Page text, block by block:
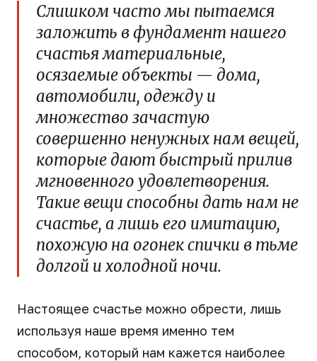
Слишком часто мы пытаемся
заложить в фундамент нашего
счастья материальные,
осязаемые объекты — дома,
автомобили, одежду и
множество зачастую
совершенно ненужных нам вещей,
которые дают быстрый прилив
мгновенного удовлетворения.
Такие вещи способны дать нам не
счастье, а лишь его имитацию,
похожую на огонек спички в тьме
долгой и холодной ночи.
Настоящее счастье можно обрести, лишь
используя наше время именно тем
способом, который нам кажется наиболее